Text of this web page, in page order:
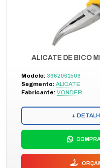
ALICATE DE BICO
Modelo: 3662061506
Segmento: ALICATE
Fabricante: VONDER
+